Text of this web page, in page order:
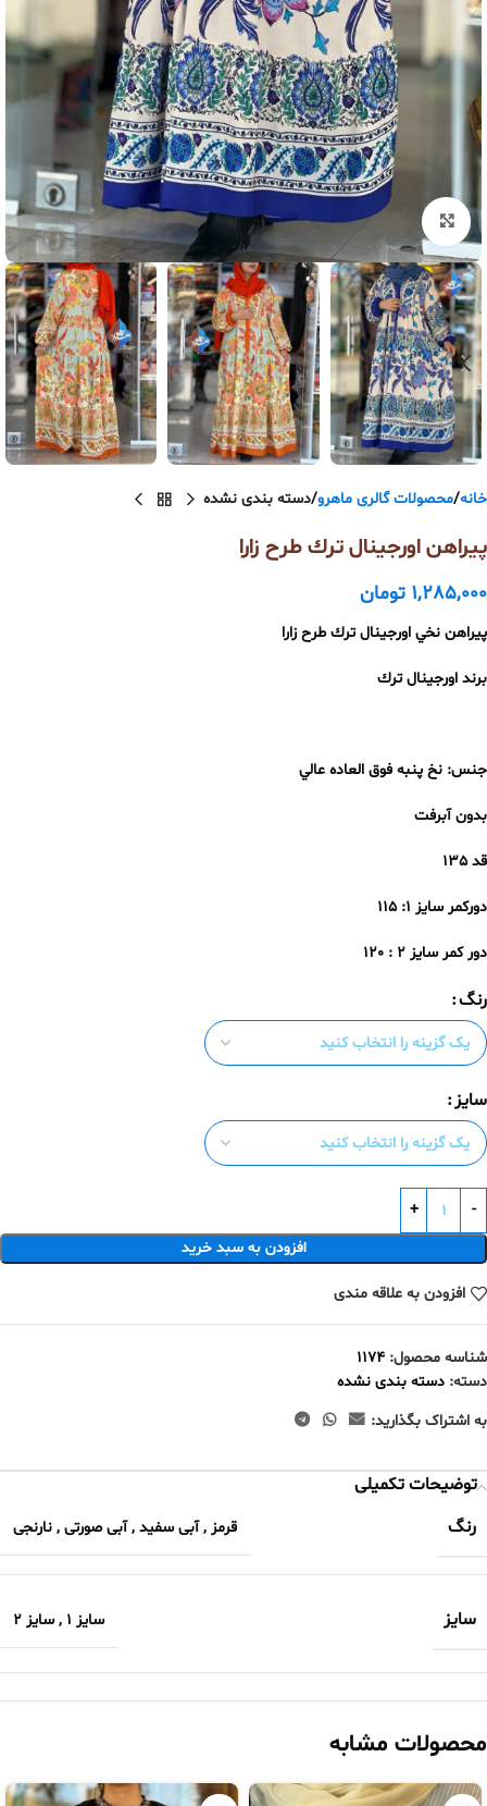
بزرگنمایی تصویر
خانه محصولات گالری ماهرو دسته بندی نشده
پيراهن اورجينال ترك طرح زارا
1,285,000 تومان
پيراهن نخي اورجينال ترك طرح زارا
برند اورجينال ترك
جنس: نخ پنبه فوق العاده عالي
بدون آبرفت
قد ١٣٥
دوركمر سايز ١: ١١٥
دور كمر سايز ٢ : ١٢٠
رنگ
سایز
افزودن به سبد خرید
افزودن به علاقه مندی
شناسه محصول: 1174
دسته: دسته بندی نشده
به اشتراک بگذارید:
توضیحات تکمیلی
رنگ
قرمز ,آبی سفید ,آبی صورتی , نارنجی
سایز سایز 1 ,سایز 2
محصولات مشابه